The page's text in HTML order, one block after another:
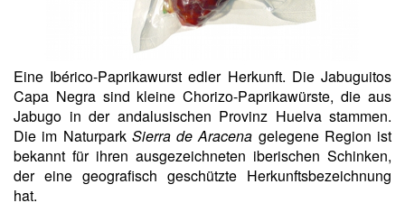
Eine Ibérico-Paprikawurst edler Herkunft. Die Jabuguitos
Capa Negra sind kleine Chorizo-Paprikawürste, die aus
Jabugo in der andalusischen Provinz Huelva stammen.
Die im Naturpark Sierra de Aracena gelegene Region ist
bekannt für ihren ausgezeichneten iberischen Schinken,
der eine geografisch geschützte Herkunftsbezeichnung
hat.